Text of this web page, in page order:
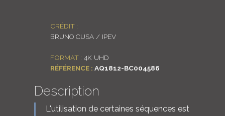
ENGLISH
CRÉDIT :
BRUNO CUSA / IPEV
FORMAT : 4K UHD
RÉFÉRENCE : AQ1812-BC004586
Description
L'utilisation de certaines séquences est